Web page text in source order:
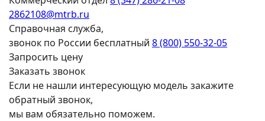
2862108@mtrb.ru
Справочная служба,
звонок по России бесплатный 8 (800) 550-32-05
Запросить цену
Заказать звонок
Если не нашли интересующую модель закажите
обратный звонок,
мы вам обязательно поможем.